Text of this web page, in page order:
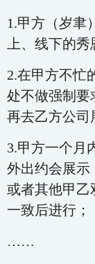
1.甲方（岁聿
上、线下的
2.在甲方不忙
处不做强制要
再去乙方公司
3.甲方一个月
外出约会展示
或者其他甲乙
一致后进行；
……